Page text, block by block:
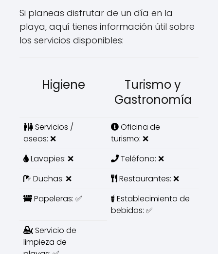
Si planeas disfrutar de un día en la
playa, aquí tienes información útil sobre
los servicios disponibles:
Higiene
Turismo y
Gastronomía
Servicios /
aseos: ❌
Oficina de
turismo: ❌
Lavapies: ❌
Teléfono: ❌
Duchas: ❌
Restaurantes: ❌
Papeleras: ✅
Establecimiento de
bebidas: ✅
Servicio de
limpieza de